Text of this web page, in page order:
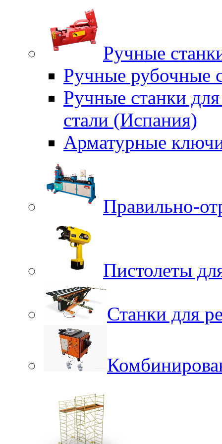
Ручные
Ручные рубочные
Ручные станки
стали (Испания)
Арматурные
Правильно-
Пистолеты
Станки для